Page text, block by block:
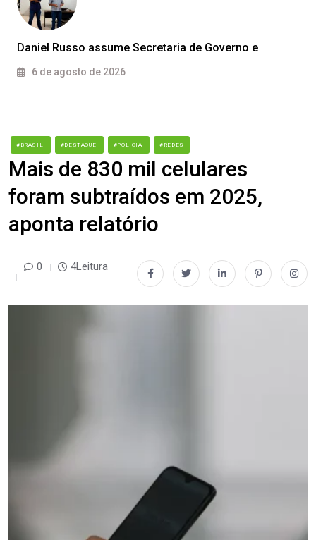
Daniel Russo assume Secretaria de Governo e
6 de agosto de 2026
#BRASIL #DESTAQUE #POLÍCIA #REDES
Mais de 830 mil celulares
foram subtraídos em 2025,
aponta relatório
0 4Leitura